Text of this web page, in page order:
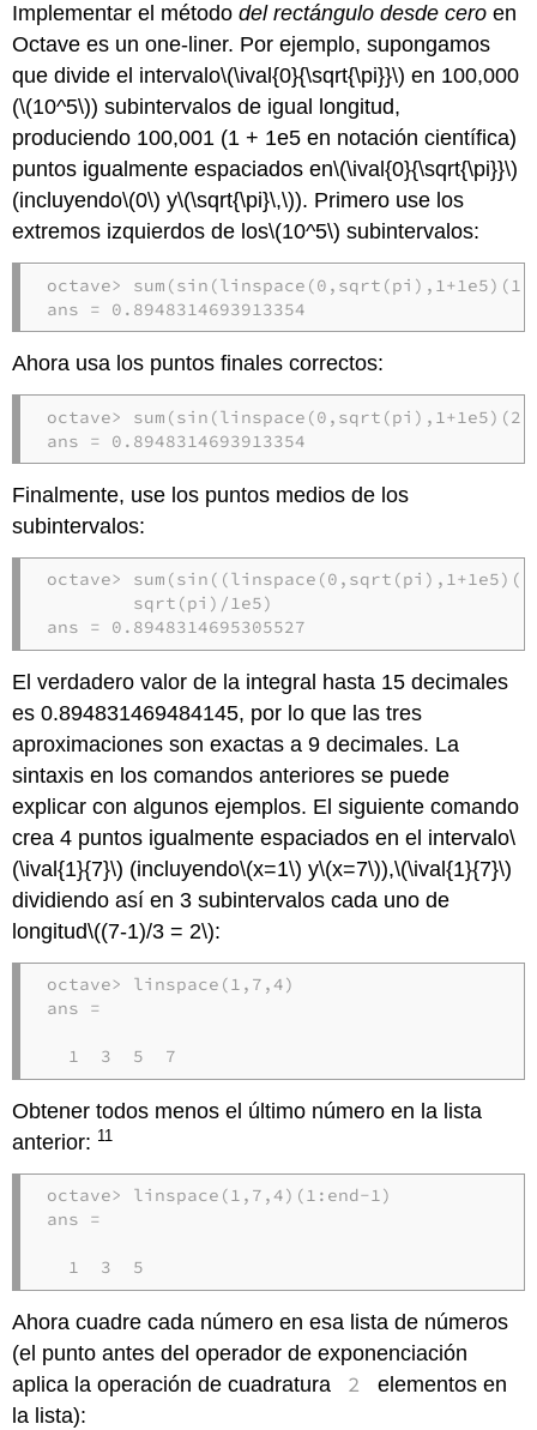
Implementar el métododel rectángulo desde cero en
Octave es un one-liner. Por ejemplo, supongamos
que divide el intervalo\(\ival{0}{\sqrt{\pi}}\) en 100,000
(\(10^5\)) subintervalos de igual longitud,
produciendo 100,001 (1 + 1e5 en notación científica)
puntos igualmente espaciados en\(\ival{0}{\sqrt{\pi}}\)
(incluyendo\(0\) y\(\sqrt{\pi}\,\)). Primero use los
extremos izquierdos de los\(10^5\) subintervalos:
octave>
ans = 0.8948314693913354
Ahora usa los puntos finales correctos:
octave>
ans = 0.8948314693913354
Finalmente, use los puntos medios de los
subintervalos:
octave>
        sqrt(pi)/1e5)
ans = 0.8948314695305527
El verdadero valor de la integral hasta 15 decimales
es 0.894831469484145, por lo que las tres
aproximaciones son exactas a 9 decimales. La
sintaxis en los comandos anteriores se puede
explicar con algunos ejemplos. El siguiente comando
crea 4 puntos igualmente espaciados en el intervalo\
(\ival{1}{7}\) (incluyendo\(x=1\) y\(x=7\)),\(\ival{1}{7}\)
dividiendo así en 3 subintervalos cada uno de
longitud\((7-1)/3 = 2\):
octave> linspace(1,7,4)
ans =
  1  3  5  7
Obtener todos menos el último número en la lista
anterior: 11
octave> linspace(1,7,4)(1:end-1)
ans =
  1  3  5
Ahora cuadre cada número en esa lista de números
(el punto antes del operador de exponenciación
aplica la operación de cuadratura
2
elementos en
la lista):